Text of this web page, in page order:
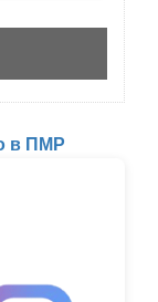
в ПМР